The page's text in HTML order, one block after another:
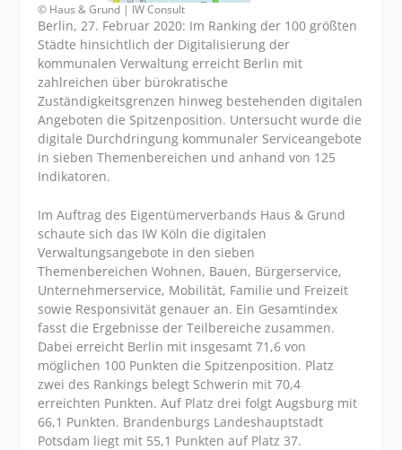
© Haus & Grund | IW Consult
Berlin, 27. Februar 2020: Im Ranking der 100 größten
Städte hinsichtlich der Digitalisierung der
kommunalen Verwaltung erreicht Berlin mit
zahlreichen über bürokratische
Zuständigkeitsgrenzen hinweg bestehenden digitalen
Angeboten die Spitzenposition. Untersucht wurde die
digitale Durchdringung kommunaler Serviceangebote
in sieben Themenbereichen und anhand von 125
Indikatoren.
Im Auftrag des Eigentümerverbands Haus & Grund
schaute sich das IW Köln die digitalen
Verwaltungsangebote in den sieben
Themenbereichen Wohnen, Bauen, Bürgerservice,
Unternehmerservice, Mobilität, Familie und Freizeit
sowie Responsivität genauer an. Ein Gesamtindex
fasst die Ergebnisse der Teilbereiche zusammen.
Dabei erreicht Berlin mit insgesamt 71,6 von
möglichen 100 Punkten die Spitzenposition. Platz
zwei des Rankings belegt Schwerin mit 70,4
erreichten Punkten. Auf Platz drei folgt Augsburg mit
66,1 Punkten. Brandenburgs Landeshauptstadt
Potsdam liegt mit 55,1 Punkten auf Platz 37.